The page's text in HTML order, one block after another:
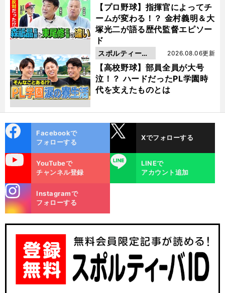
【プロ野球】指揮官によってチ
ームが変わる！？ 金村義明＆大
塚光二が語る歴代監督エピソー
ド
動画
【高校野球】部員全員が大号
泣！？ ハードだったPL学園時
代を支えたものとは
2026.08.06更新
スポルティーバ
動画
ok
Facebookで
フォローする
Xでフォローする
YouTubeで
チャンネル登録
LINE
LINEで
アカウント追加
m
Instagramで
フォローする